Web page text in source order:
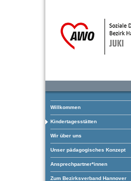
Willkommen
Kindertagesstätten
Wir über uns
Unser pädagogisches Konzept
Ansprechpartner*innen
Zum Bezirksverband Hannover